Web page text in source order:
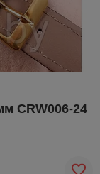
CRW006-24